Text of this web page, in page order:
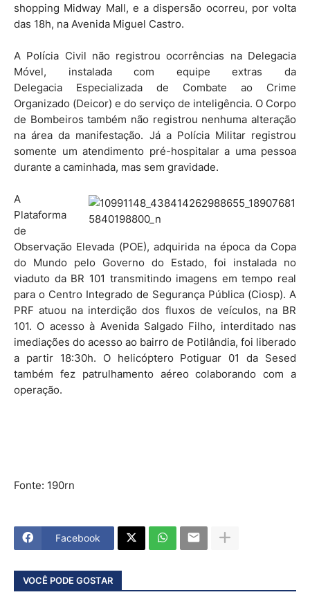
shopping Midway Mall, e a dispersão ocorreu, por volta
das 18h, na Avenida Miguel Castro.
A Polícia Civil não registrou ocorrências na Delegacia
Móvel, instalada com equipe extras da
Delegacia Especializada de Combate ao Crime
Organizado (Deicor) e do serviço de inteligência. O Corpo
de Bombeiros também não registrou nenhuma alteração
na área da manifestação. Já a Polícia Militar registrou
somente um atendimento pré-hospitalar a uma pessoa
durante a caminhada, mas sem gravidade.
A
Plataforma
de
Observação Elevada (POE), adquirida na época da Copa
do Mundo pelo Governo do Estado, foi instalada no
viaduto da BR 101 transmitindo imagens em tempo real
para o Centro Integrado de Segurança Pública (Ciosp). A
PRF atuou na interdição dos fluxos de veículos, na BR
101. O acesso à Avenida Salgado Filho, interditado nas
imediações do acesso ao bairro de Potilândia, foi liberado
a partir 18:30h. O helicóptero Potiguar 01 da Sesed
também fez patrulhamento aéreo colaborando com a
operação.
Fonte: 190rn
Facebook
VOCÊ PODE GOSTAR